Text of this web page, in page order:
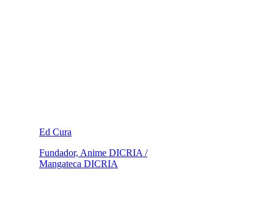
Ed Cura
Fundador, Anime DICRIA /
Mangateca DICRIA